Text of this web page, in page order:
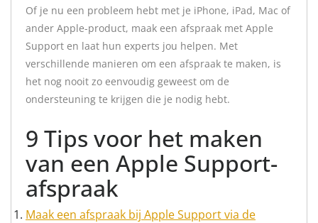
Of je nu een probleem hebt met je iPhone, iPad, Mac of
ander Apple-product, maak een afspraak met Apple
Support en laat hun experts jou helpen. Met
verschillende manieren om een afspraak te maken, is
het nog nooit zo eenvoudig geweest om de
ondersteuning te krijgen die je nodig hebt.
9 Tips voor het maken
van een Apple Support-
afspraak
Maak een afspraak bij Apple Support via de